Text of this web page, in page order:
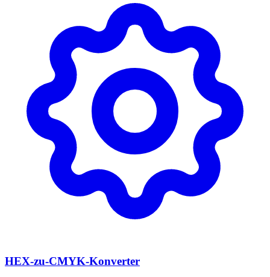
HEX-zu-CMYK-Konverter